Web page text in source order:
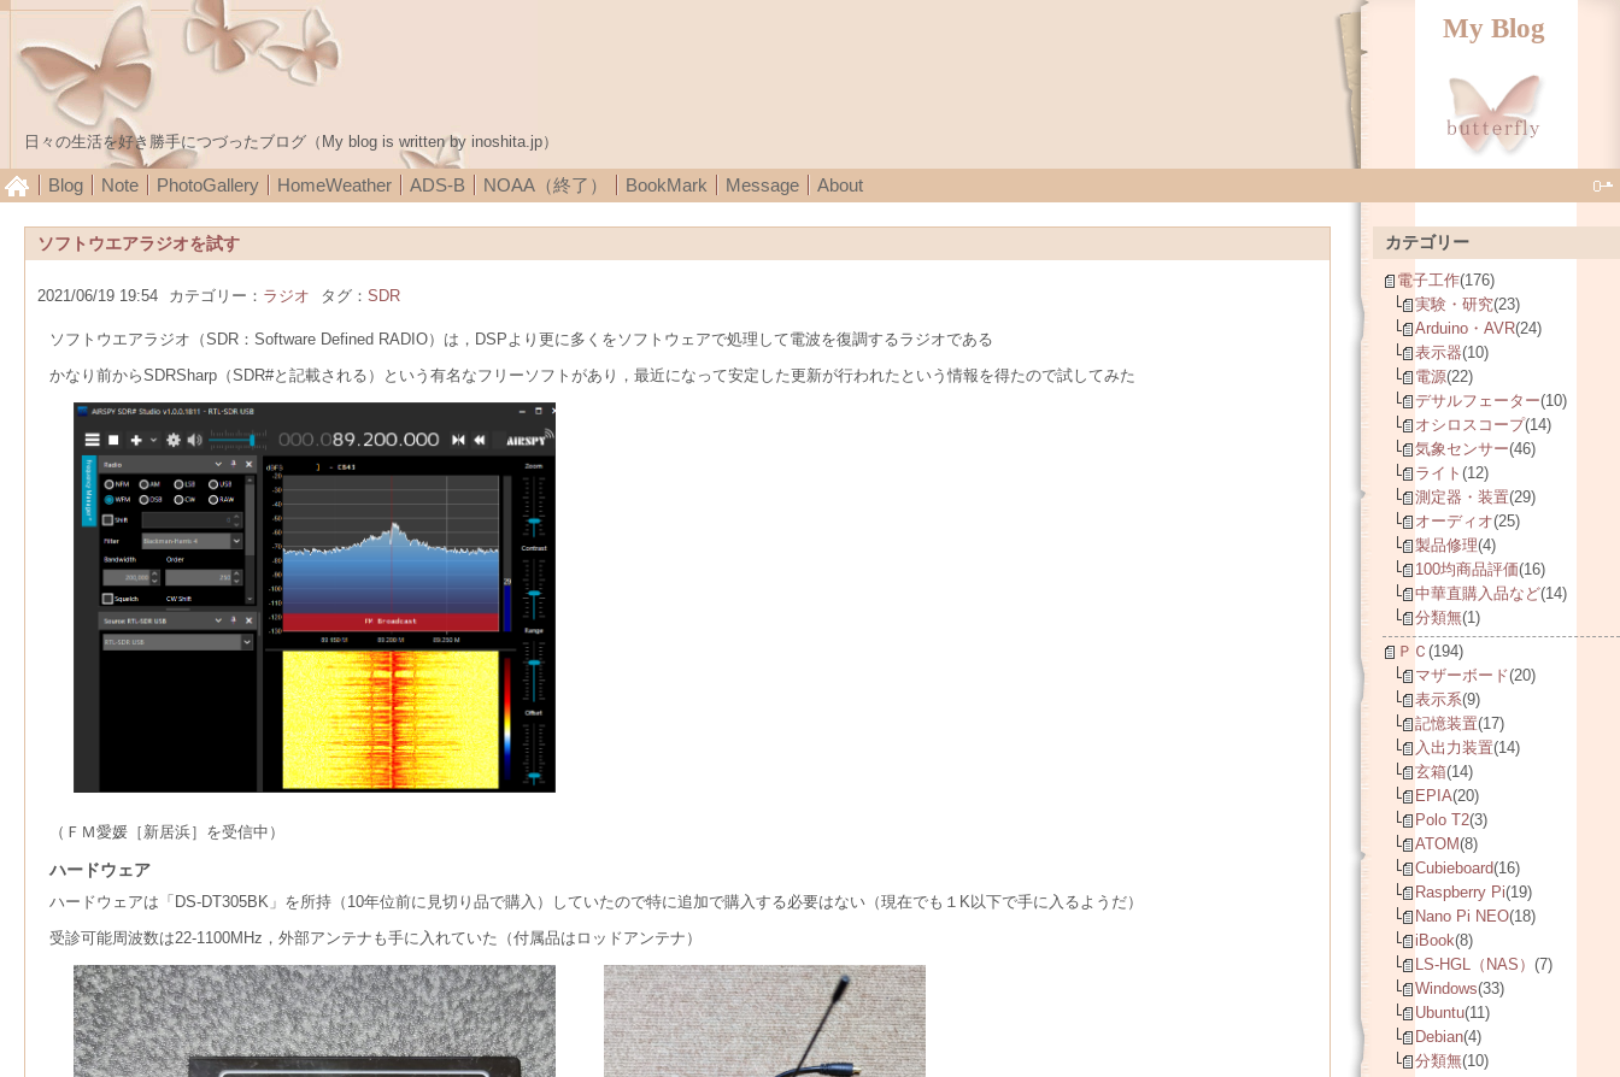
My Blog
日々の生活を好き勝手につづったブログ（My blog is written by inoshita.jp）
Blog Note PhotoGallery HomeWeather ADS-B NOAA（終了） BookMark Message About
ソフトウエアラジオを試す
2021/06/19 19:54 カテゴリー： ラジオ タグ： SDR
ソフトウエアラジオ（SDR：Software Defined RADIO）は，DSPより更に多くをソフトウェアで処理して電波を復調するラジオである
かなり前からSDRSharp（SDR#と記載される）という有名なフリーソフトがあり，最近になって安定した更新が行われたという情報を得たので試してみた
（ＦＭ愛媛［新居浜］を受信中）
ハードウェア
ハードウェアは「DS-DT305BK」を所持（10年位前に見切り品で購入）していたので特に追加で購入する必要はない（現在でも１K以下で手に入るようだ）
受診可能周波数は22-1100MHz，外部アンテナも手に入れていた（付属品はロッドアンテナ）
カテゴリー
電子工作(176)
実験・研究(23)
Arduino・AVR(24)
表示器(10)
電源(22)
デサルフェーター(10)
オシロスコープ(14)
気象センサー(46)
ライト (12)
測定器・装置(29)
オーディオ(25)
製品修理(4)
100均商品評価(16)
中華直購入品など(14)
分類無(1)
ＰＣ (194)
マザーボード(20)
表示系(9)
記憶装置(17)
入出力装置(14)
玄箱(14)
EPIA(20)
Polo T2(3)
ATOM(8)
Cubieboard(16)
Raspberry Pi(19)
Nano Pi NEO(18)
iBook(8)
LS-HGL（NAS） (7)
Windows(33)
Ubuntu(11)
Debian(4)
分類無(10)